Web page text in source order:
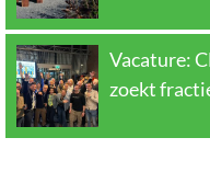
Vacature:
zoekt